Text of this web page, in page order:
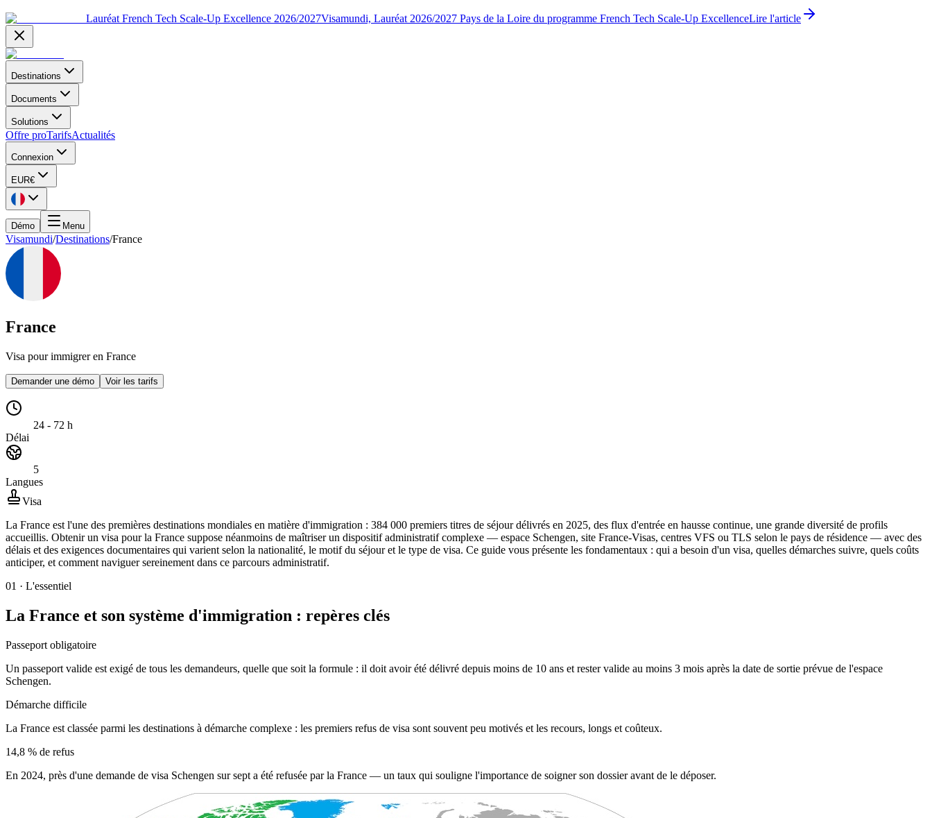
Lauréat French Tech Scale-Up Excellence 2026/2027Visamundi, Lauréat 2026/2027 Pays de la Loire du programme French Tech Scale-Up ExcellenceLire l'article
Destinations
Documents
Solutions
Offre proTarifsActualités
Connexion
EUR€
Démo Menu
Visamundi/Destinations/France
France
Visa pour immigrer en France
Demander une démo Voir les tarifs
24 - 72 h
Délai
5
Langues
Visa
La France est l'une des premières destinations mondiales en matière d'immigration : 384 000 premiers titres de séjour délivrés en 2025, des flux d'entrée en hausse continue, une grande diversité de profils
accueillis. Obtenir un visa pour la France suppose néanmoins de maîtriser un dispositif administratif complexe — espace Schengen, site France-Visas, centres VFS ou TLS selon le pays de résidence — avec des
délais et des exigences documentaires qui varient selon la nationalité, le motif du séjour et le type de visa. Ce guide vous présente les fondamentaux : qui a besoin d'un visa, quelles démarches suivre, quels coûts
anticiper, et comment naviguer sereinement dans ce parcours administratif.
01 · L'essentiel
La France et son système d'immigration : repères clés
Passeport obligatoire
Un passeport valide est exigé de tous les demandeurs, quelle que soit la formule : il doit avoir été délivré depuis moins de 10 ans et rester valide au moins 3 mois après la date de sortie prévue de l'espace
Schengen.
Démarche difficile
La France est classée parmi les destinations à démarche complexe : les premiers refus de visa sont souvent peu motivés et les recours, longs et coûteux.
14,8 % de refus
En 2024, près d'une demande de visa Schengen sur sept a été refusée par la France — un taux qui souligne l'importance de soigner son dossier avant de le déposer.